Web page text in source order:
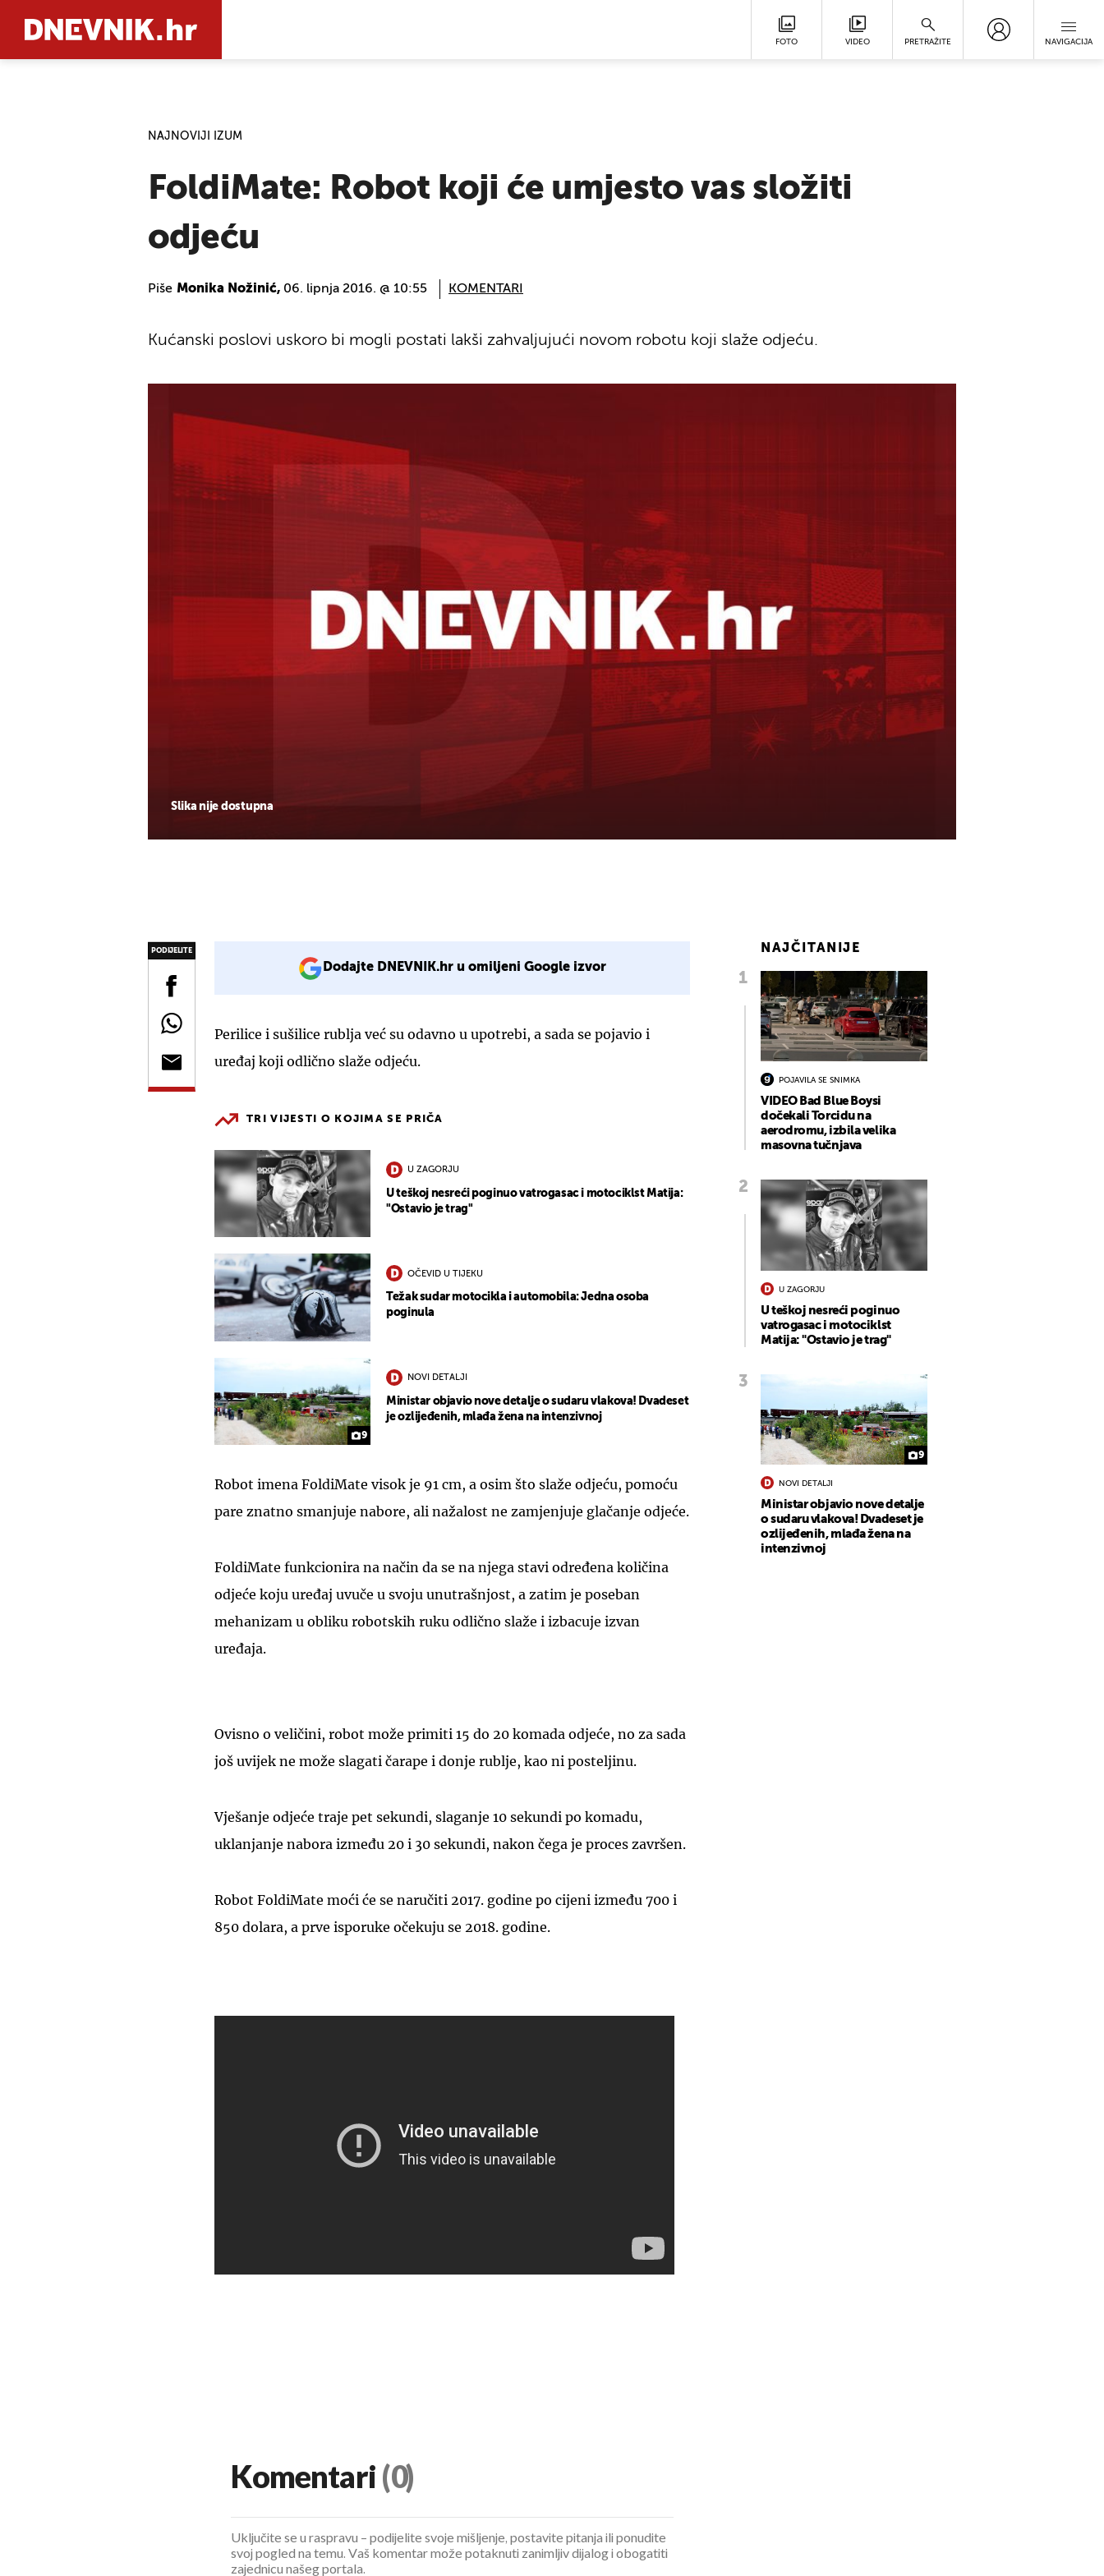
FOTO VIDEO PRETRAŽITE NAVIGACIJA
NAJNOVIJI IZUM
FoldiMate: Robot koji će umjesto vas složiti
odjeću
Piše Monika Nožinić, 06. lipnja 2016. @ 10:55 KOMENTARI
Slika nije dostupna
Kućanski poslovi uskoro bi mogli postati lakši zahvaljujući novom robotu koji slaže odjeću.
PODIJELITE
Dodajte DNEVNIK.hr u omiljeni Google izvor
Perilice i sušilice rublja već su odavno u upotrebi, a sada se pojavio i
uređaj koji odlično slaže odjeću.
TRI VIJESTI O KOJIMA SE PRIČA
U ZAGORJU
U teškoj nesreći poginuo vatrogasac i motociklst Matija:
"Ostavio je trag"
OČEVID U TIJEKU
Težak sudar motocikla i automobila: Jedna osoba
poginula
9
NOVI DETALJI
Ministar objavio nove detalje o sudaru vlakova! Dvadeset
je ozlijeđenih, mlađa žena na intenzivnoj
Robot imena FoldiMate visok je 91 cm, a osim što slaže odjeću, pomoću
pare znatno smanjuje nabore, ali nažalost ne zamjenjuje glačanje odjeće.
FoldiMate funkcionira na način da se na njega stavi određena količina
odjeće koju uređaj uvuče u svoju unutrašnjost, a zatim je poseban
mehanizam u obliku robotskih ruku odlično slaže i izbacuje izvan
uređaja.
Ovisno o veličini, robot može primiti 15 do 20 komada odjeće, no za sada
još uvijek ne može slagati čarape i donje rublje, kao ni posteljinu.
Vješanje odjeće traje pet sekundi, slaganje 10 sekundi po komadu,
uklanjanje nabora između 20 i 30 sekundi, nakon čega je proces završen.
Robot FoldiMate moći će se naručiti 2017. godine po cijeni između 700 i
850 dolara, a prve isporuke očekuju se 2018. godine.
NAJČITANIJE
POJAVILA SE SNIMKA
VIDEO Bad Blue Boysi
dočekali Torcidu na
aerodromu, izbila velika
masovna tučnjava
U ZAGORJU
U teškoj nesreći poginuo
vatrogasac i motociklst
Matija: "Ostavio je trag"
9
NOVI DETALJI
Ministar objavio nove detalje
o sudaru vlakova! Dvadeset je
ozlijeđenih, mlađa žena na
intenzivnoj
Komentari (0)
Uključite se u raspravu – podijelite svoje mišljenje, postavite pitanja ili ponudite
svoj pogled na temu. Vaš komentar može potaknuti zanimljiv dijalog i obogatiti
zajednicu našeg portala.